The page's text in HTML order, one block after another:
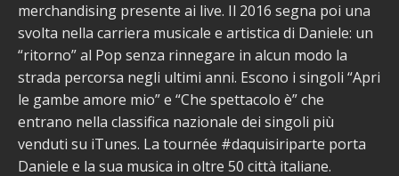
merchandising presente ai live. Il 2016 segna poi una
svolta nella carriera musicale e artistica di Daniele: un
“ritorno” al Pop senza rinnegare in alcun modo la
strada percorsa negli ultimi anni. Escono i singoli “Apri
le gambe amore mio” e “Che spettacolo è” che
entrano nella classifica nazionale dei singoli più
venduti su iTunes. La tournée #daquisiriparte porta
Daniele e la sua musica in oltre 50 città italiane.